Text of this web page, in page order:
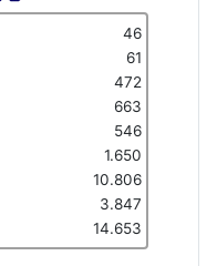
46
61
472
663
546
1.650
10.806
3.847
14.653